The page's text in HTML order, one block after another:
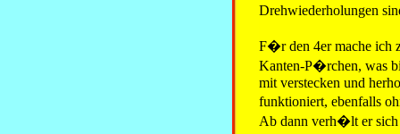
Drehwiederholungen
F�r den 4er mache ich
Kanten-P�rchen, was
mit verstecken und
funktioniert, ebenfalls
Ab dann verh�lt er